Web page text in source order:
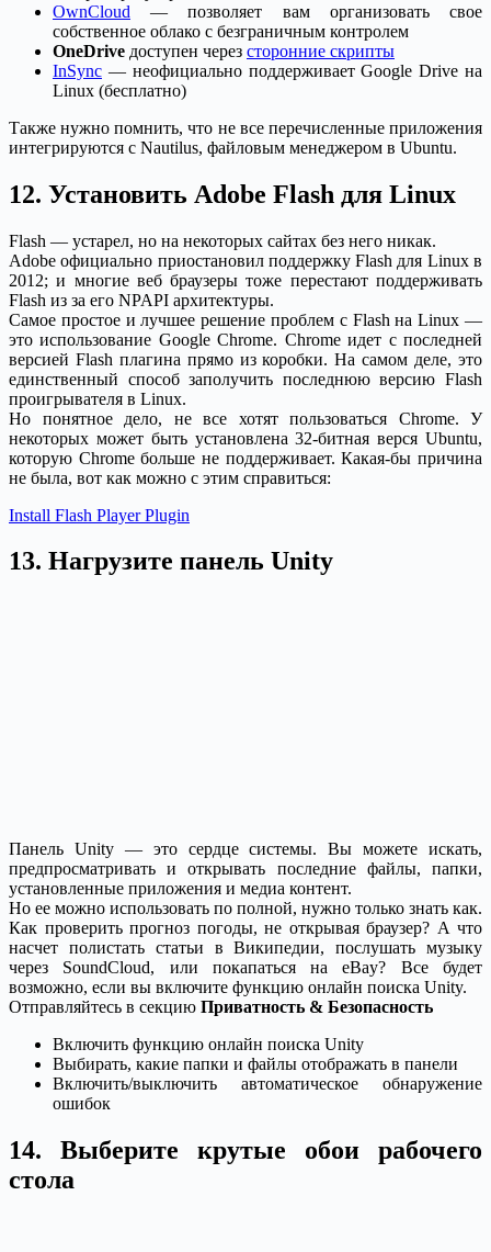
OwnCloud — позволяет вам организовать свое
собственное облако с безграничным контролем
OneDrive доступен через сторонние скрипты
InSync — неофициально поддерживает Google Drive на
Linux (бесплатно)
Также нужно помнить, что не все перечисленные приложения
интегрируются с Nautilus, файловым менеджером в Ubuntu.
12. Установить Adobe Flash для Linux
Flash — устарел, но на некоторых сайтах без него никак.
Adobe официально приостановил поддержку Flash для Linux в
2012; и многие веб браузеры тоже перестают поддерживать
Flash из за его NPAPI архитектуры.
Самое простое и лучшее решение проблем с Flash на Linux —
это использование Google Chrome. Chrome идет с последней
версией Flash плагина прямо из коробки. На самом деле, это
единственный способ заполучить последнюю версию Flash
проигрывателя в Linux.
Но понятное дело, не все хотят пользоваться Chrome. У
некоторых может быть установлена 32-битная верся Ubuntu,
которую Chrome больше не поддерживает. Какая-бы причина
не была, вот как можно с этим справиться:
Install Flash Player Plugin
13. Нагрузите панель Unity
Панель Unity — это сердце системы. Вы можете искать,
предпросматривать и открывать последние файлы, папки,
установленные приложения и медиа контент.
Но ее можно использовать по полной, нужно только знать как.
Как проверить прогноз погоды, не открывая браузер? А что
насчет полистать статьи в Википедии, послушать музыку
через SoundCloud, или покапаться на eBay? Все будет
возможно, если вы включите функцию онлайн поиска Unity.
Отправляйтесь в секцию Приватность & Безопасность
Включить функцию онлайн поиска Unity
Выбирать, какие папки и файлы отображать в панели
Включить/выключить автоматическое обнаружение
ошибок
14. Выберите крутые обои рабочего
стола